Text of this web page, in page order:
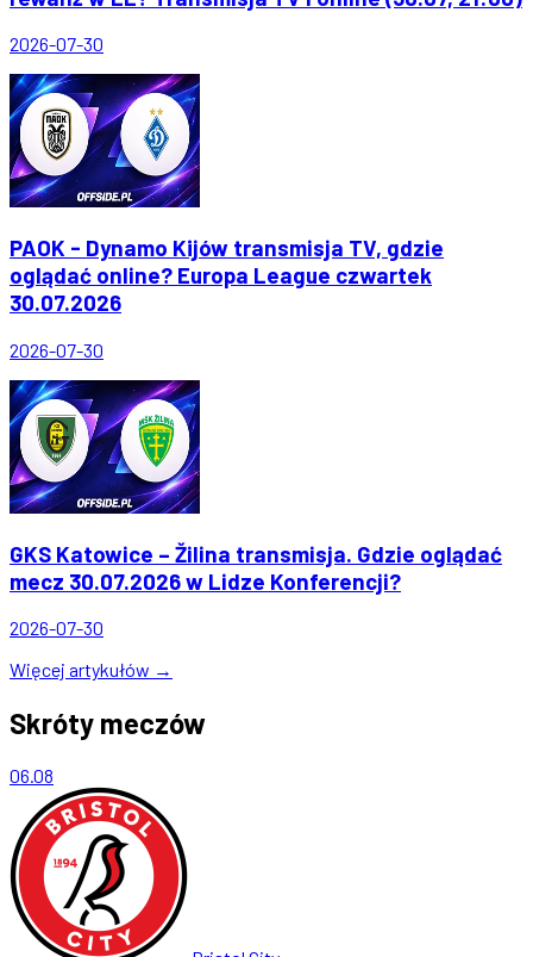
2026-07-30
PAOK - Dynamo Kijów transmisja TV, gdzie
oglądać online? Europa League czwartek
30.07.2026
2026-07-30
GKS Katowice – Žilina transmisja. Gdzie oglądać
mecz 30.07.2026 w Lidze Konferencji?
2026-07-30
Więcej artykułów →
Skróty meczów
06.08